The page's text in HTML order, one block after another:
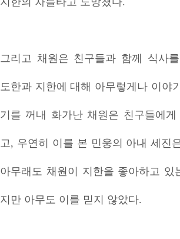
그리고 채원은 친구들과 함께 식사
도한과 지한에 대해 아무렇게나 이야
기를 꺼내 화가난 채원은 친구들에
고, 우연히 이를 본 민웅의 아내 세진
아무래도 채원이 지한을 좋아하고 있
지만 아무도 이를 믿지 않았다.